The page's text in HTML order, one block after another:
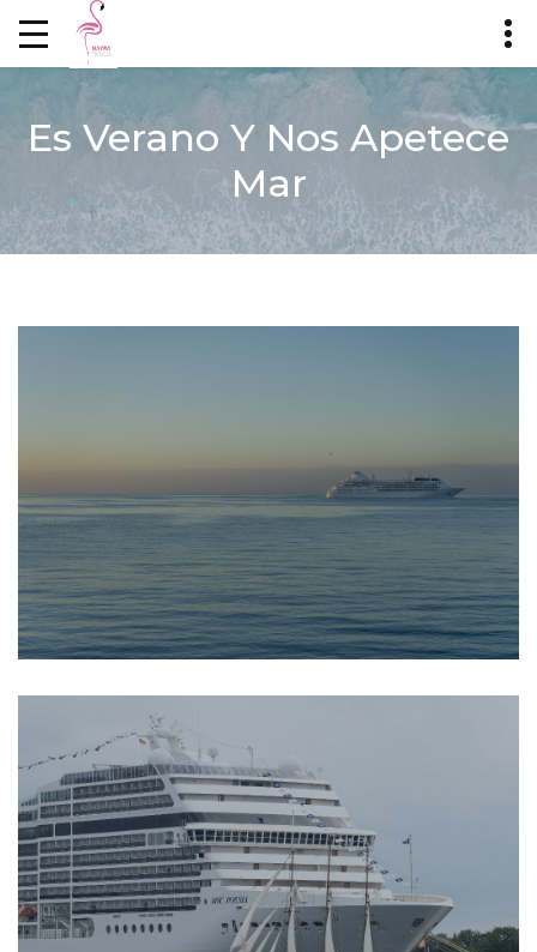
Es Verano Y Nos Apetece
Mar